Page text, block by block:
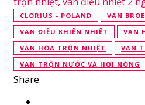
CLORIUS - POLAND VAN
VAN ĐIỀU KHIỂN NHIỆT
VAN
VAN HÒA TRỘN NHIỆT
VAN
VAN TRỘN NƯỚC VÀ HƠI NÓNG
Share